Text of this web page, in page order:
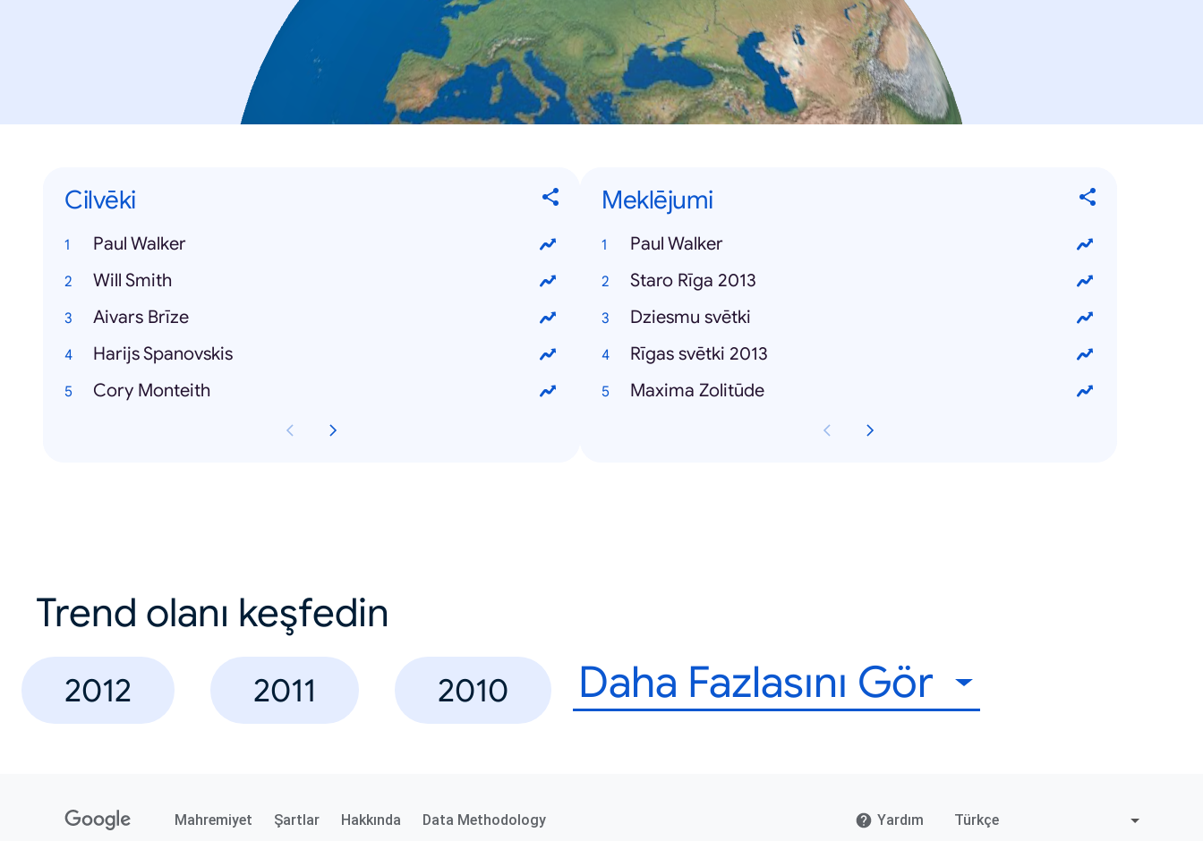
Cilvēki
Paul Walker
Will Smith
Aivars Brīze
Harijs Spanovskis
Cory Monteith
Meklējumi
Paul Walker
Staro Rīga 2013
Dziesmu svētki
Rīgas svētki 2013
Maxima Zolitūde
Trend olanı keşfedin
2012 2011 2010 Daha Fazlasını Gör
Mahremiyet Şartlar Hakkında Data Methodology Yardım